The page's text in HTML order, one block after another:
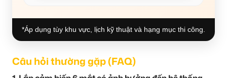
*Áp dụng tùy khu vực, lịch kỹ thuật và hạng mục thi công.
Câu hỏi thường gặp (FAQ)